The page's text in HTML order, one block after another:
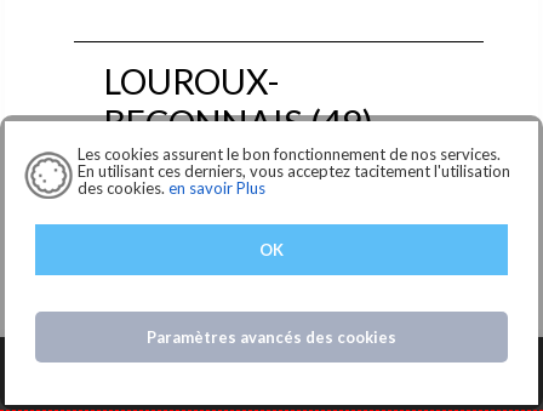
Les cookies assurent le bon fonctionnement de nos services.
En utilisant ces derniers, vous acceptez tacitement l'utilisation
des cookies. en savoir Plus
OK
Paramètres avancés des cookies
LOUROUX-
BECONNAIS (49)
Travaux de rénovation
énergétique et
extension de l'école
élémentaire René
Goscinny